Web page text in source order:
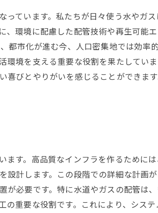
ています。私たちが日々使う水やガ
、環境に配慮した配管技術や再生可能
都市化が進む今、人口密集地では効率
環境を支える重要な役割を果たしてい
喜びとやりがいを感じることができま
す。高品質なインフラを作るために
設計します。この段階での詳細な計画
必要です。特に水道やガスの配管は
重要な役割です。これにより、シス